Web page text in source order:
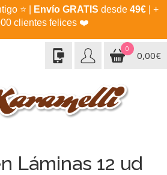
⭐ Envío GRATIS desde 49€| +
clientes felices ❤️
0
0,00€
Láminas 12 ud